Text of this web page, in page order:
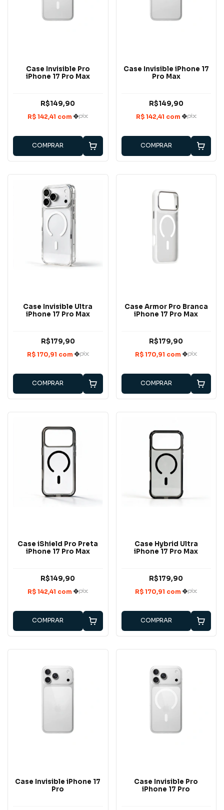
Case Invisible Pro
iPhone 17 Pro Max
R$149,90
COMPRAR
Case Invisible iPhone 17
Pro Max
R$149,90
COMPRAR
Case Invisible Ultra
iPhone 17 Pro Max
R$179,90
COMPRAR
Case Armor Pro Branca
iPhone 17 Pro Max
R$179,90
COMPRAR
Case iShield Pro Preta
iPhone 17 Pro Max
R$149,90
COMPRAR
Case Hybrid Ultra
iPhone 17 Pro Max
R$179,90
COMPRAR
Case Invisible iPhone 17
Pro
Case Invisible Pro
iPhone 17 Pro